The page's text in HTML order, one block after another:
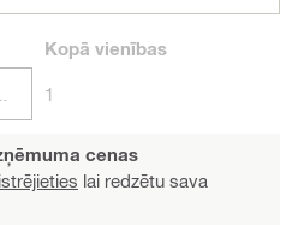
Kopā vienības
1
cenas
lai redzētu sava